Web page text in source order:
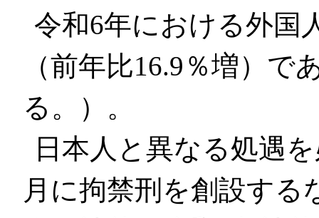
令和6年における外国
（前年比16.9％増）
る。）。
日本人と異なる処遇
月に拘禁刑を創設する